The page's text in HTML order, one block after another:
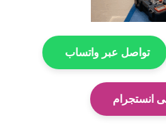
تواصل عبر واتساب
انستجرام